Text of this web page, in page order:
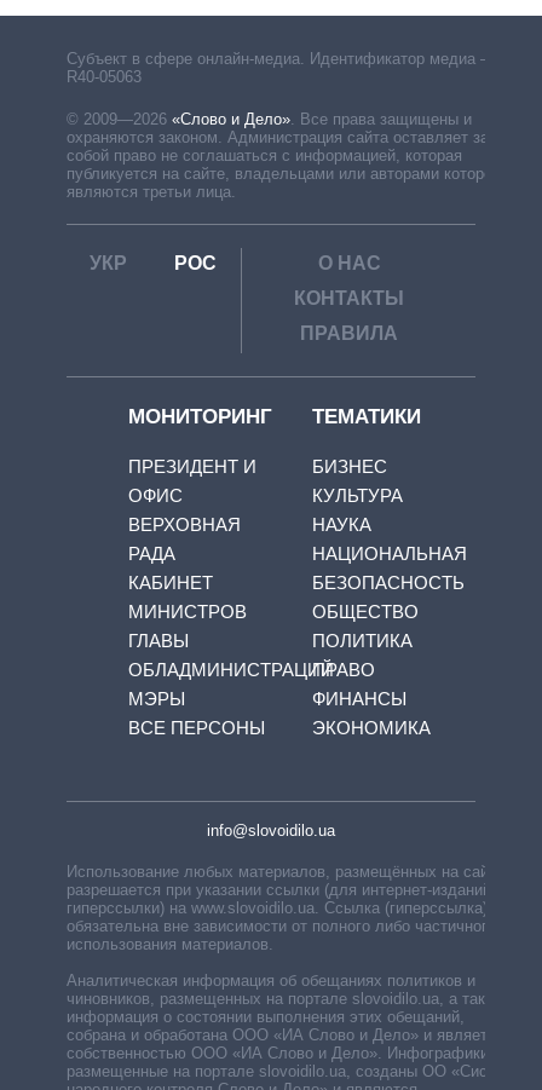
Субъект в сфере онлайн-медиа. Идентификатор медиа –
R40-05063
© 2009—2026 «Слово и Дело» Все права защищены и
охраняются законом. Администрация сайта оставляет за
собой право не соглашаться с информацией, которая
публикуется на сайте, владельцами или авторами которой
являются третьи лица.
УКР РОС
О НАС
КОНТАКТЫ
ПРАВИЛА
МОНИТОРИНГ
ПРЕЗИДЕНТ И
ОФИС
ВЕРХОВНАЯ
РАДА
КАБИНЕТ
МИНИСТРОВ
ГЛАВЫ
ОБЛАДМИНИСТРАЦИЙ
МЭРЫ
ВСЕ ПЕРСОНЫ
ТЕМАТИКИ
БИЗНЕС
КУЛЬТУРА
НАУКА
НАЦИОНАЛЬНАЯ
БЕЗОПАСНОСТЬ
ОБЩЕСТВО
ПОЛИТИКА
ПРАВО
ФИНАНСЫ
ЭКОНОМИКА
info@slovoidilo.ua
Использование любых материалов, размещённых на сайте,
разрешается при указании ссылки (для интернет-изданий —
гиперссылки) на www.slovoidilo.ua. Ссылка (гиперссылка)
обязательна вне зависимости от полного либо частичного
использования материалов.
Аналитическая информация об обещаниях политиков и
чиновников, размещенных на портале slovoidilo.ua, а также
информация о состоянии выполнения этих обещаний,
собрана и обработана ООО «ИА Слово и Дело» и является
собственностью ООО «ИА Слово и Дело». Инфографики,
размещенные на портале slovoidilo.ua, созданы ОО «Система